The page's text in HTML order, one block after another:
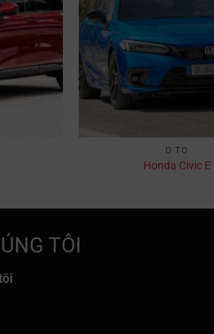
Ô TÔ
Honda Civic E
TÔI